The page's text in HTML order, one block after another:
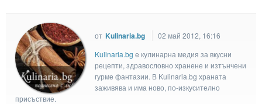
от Kulinaria.bg
02 май 2012, 16:16
Kulinaria.bg e кулинарна медия за вкусни
рецепти, здравословно хранене и изтънчени
гурме фантазии. В Kulinaria.bg храната
заживява и има ново, по-изкусително
присъствие.